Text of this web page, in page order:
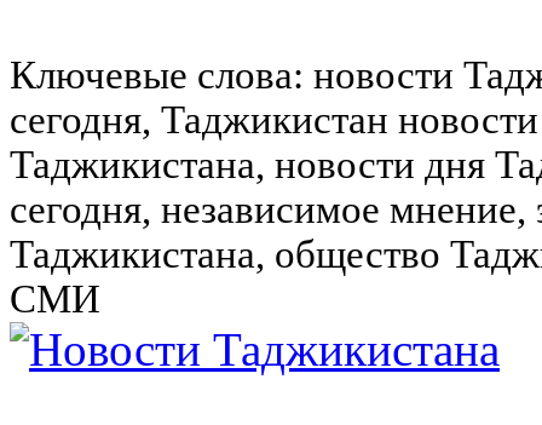
Ключевые слова: новости
сегодня, Таджикистан
Таджикистана, новости дня
сегодня, независимое
Таджикистана, общество
СМИ